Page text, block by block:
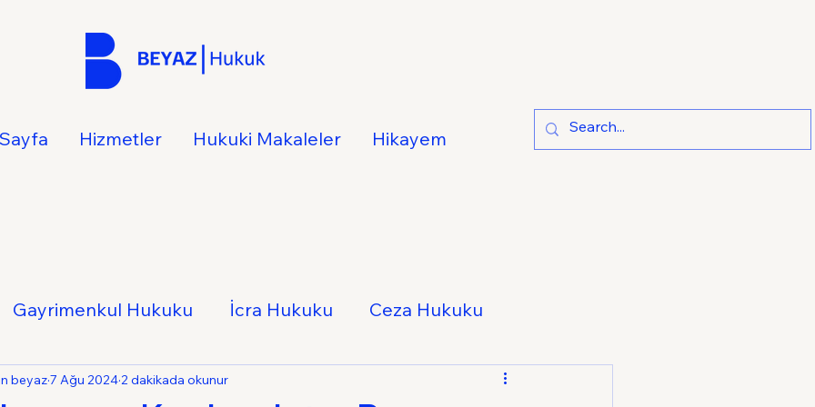
Hizmetler Hukuki Makaleler Hikayem
Gayrimenkul Hukuku İcra Hukuku Ceza Hukuku
İş Hukuku Ticaret Hukuku
beyaz7 Ağu 2024 2 dakikada okunur